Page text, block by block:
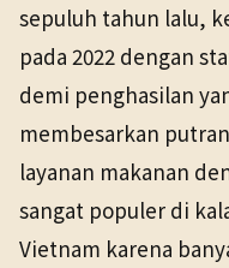
sepuluh tahun lalu,
pada 2022 dengan
demi penghasilan
membesarkan
layanan makanan
sangat populer di
Vietnam karena